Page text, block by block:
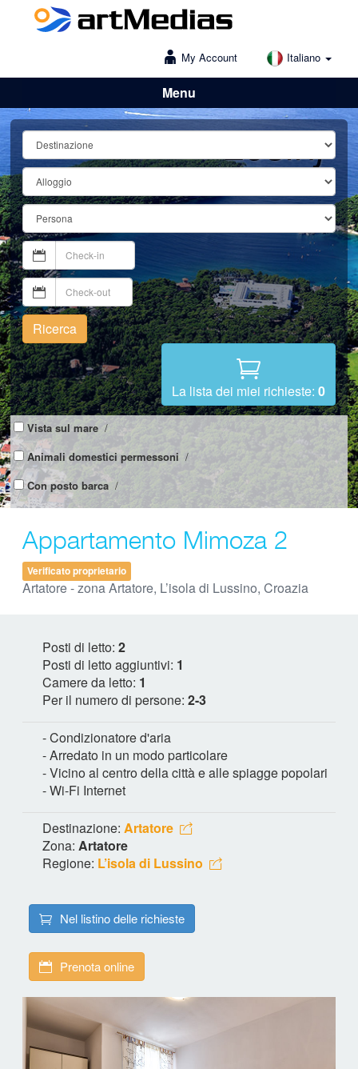
My Account Italiano
Menu
Lošinj
Ricerca
La lista dei miei richieste: 0
Vista sul mare /
Animali domestici permessoni /
Con posto barca /
Appartamento Mimoza 2
Verificato proprietario
Artatore - zona Artatore, L’isola di Lussino, Croazia
Posti di letto: 2
Posti di letto aggiuntivi: 1
Camere da letto: 1
Per il numero di persone: 2-3
- Condizionatore d'aria
- Arredato in un modo particolare
- Vicino al centro della città e alle spiagge popolari
- Wi-Fi Internet
Destinazione: Artatore
Zona: Artatore
Regione: L’isola di Lussino
Nel listino delle richieste
Prenota online